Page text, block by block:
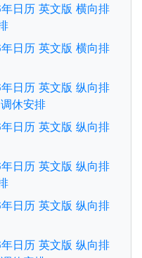
日历 英文版 横向排
日历 英文版 横向排
日历 英文版 纵向排
休安排
日历 英文版 纵向排
日历 英文版 纵向排
日历 英文版 纵向排
日历 英文版 纵向排